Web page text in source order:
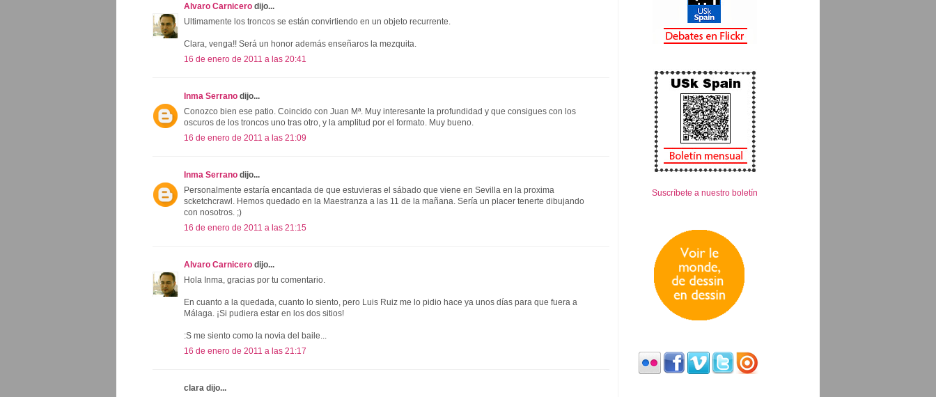
Alvaro Carnicero dijo...
Ultimamente los troncos se están convirtiendo en un objeto recurrente.
Clara, venga!! Será un honor además enseñaros la mezquita.
16 de enero de 2011 a las 20:41
Inma Serrano dijo...
Conozco bien ese patio. Coincido con Juan Mª. Muy interesante la profundidad y que consigues con los
oscuros de los troncos uno tras otro, y la amplitud por el formato. Muy bueno.
16 de enero de 2011 a las 21:09
Inma Serrano dijo...
Personalmente estaría encantada de que estuvieras el sábado que viene en Sevilla en la proxima
scketchcrawl. Hemos quedado en la Maestranza a las 11 de la mañana. Sería un placer tenerte dibujando
con nosotros. ;)
16 de enero de 2011 a las 21:15
Alvaro Carnicero dijo...
Hola Inma, gracias por tu comentario.
En cuanto a la quedada, cuanto lo siento, pero Luis Ruiz me lo pidio hace ya unos días para que fuera a
Málaga. ¡Si pudiera estar en los dos sitios!
:S me siento como la novia del baile...
16 de enero de 2011 a las 21:17
clara dijo...
Suscríbete a nuestro boletín